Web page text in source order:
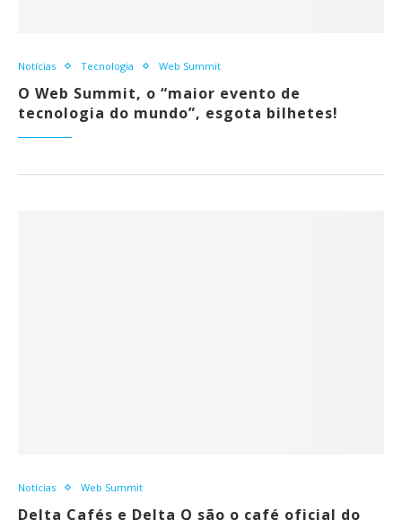
Notícias Tecnologia Web Summit
O Web Summit, o “maior evento de
tecnologia do mundo”, esgota bilhetes!
Notícias Web Summit
Delta Cafés e Delta Q são o café oficial do